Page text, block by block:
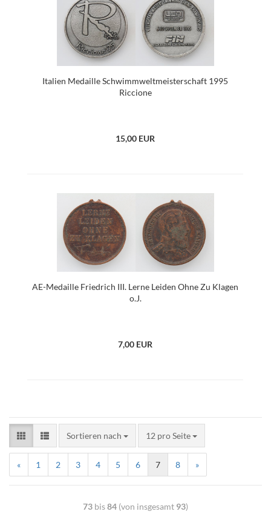
Italien Medaille Schwimmweltmeisterschaft 1995
Riccione
15,00 EUR
AE-Medaille Friedrich III. Lerne Leiden Ohne Zu Klagen
o.J.
7,00 EUR
Sortieren nach 12 pro Seite
« 1 2 3 4 5 6 7 8 »
73 bis84 (von insgesamt 93)